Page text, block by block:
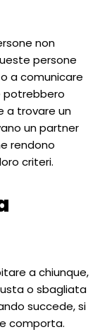
non
persone
a comunicare
potrebbero
a trovare un
un partner
rendono
criteri.
a chiunque,
o sbagliata
succede, si
comporta.